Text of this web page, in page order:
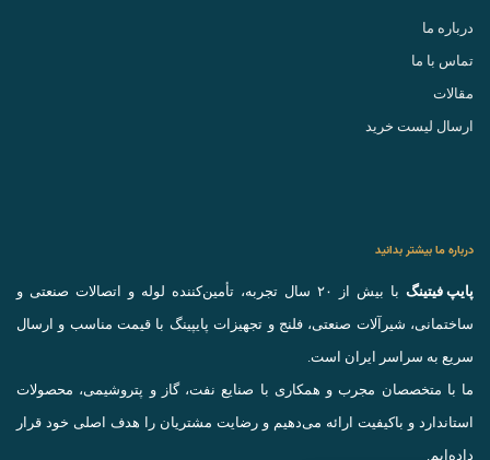
درباره ما
تماس با ما
مقالات
ارسال لیست خرید
درباره ما بیشتر بدانید
پایپ فیتینگ
با بیش از ۲۰ سال تجربه، تأمین‌کننده لوله و اتصالات صنعتی و
ساختمانی، شیرآلات صنعتی، فلنج و تجهیزات پایپینگ با قیمت مناسب و ارسال
سریع به سراسر ایران است.
ما با متخصصان مجرب و همکاری با صنایع نفت، گاز و پتروشیمی، محصولات
استاندارد و باکیفیت ارائه می‌دهیم و رضایت مشتریان را هدف اصلی خود قرار
داده‌ایم.